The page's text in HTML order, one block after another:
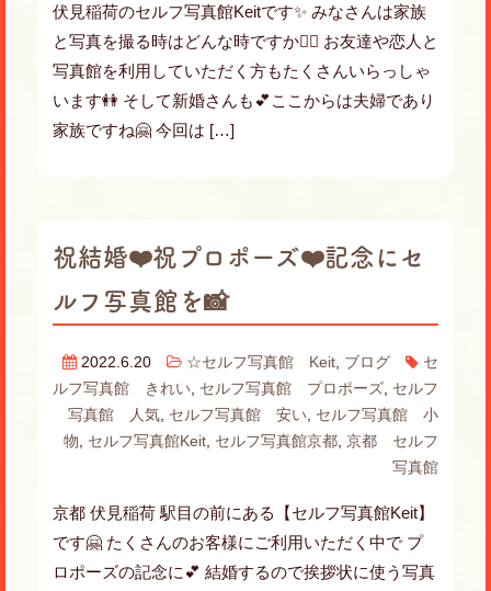
伏見稲荷のセルフ写真館Keitです✨ みなさんは家族
と写真を撮る時はどんな時ですか💁‍♀️ お友達や恋人と
写真館を利用していただく方もたくさんいらっしゃ
います👭 そして新婚さんも💕ここからは夫婦であり
家族ですね🤗 今回は […]
祝結婚❤️祝プロポーズ❤️記念にセ
ルフ写真館を📸
2022.6.20 ☆セルフ写真館 Keit, ブログ
セ
ルフ写真館 きれい, セルフ写真館 プロポーズ, セルフ
写真館 人気, セルフ写真館 安い, セルフ写真館 小
物, セルフ写真館Keit, セルフ写真館京都,京都 セルフ
写真館
京都 伏見稲荷 駅目の前にある【セルフ写真館Keit】
です🤗 たくさんのお客様にご利用いただく中で プ
ロポーズの記念に💕 結婚するので挨拶状に使う写真